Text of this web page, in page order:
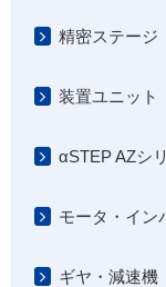
精密ステージ
装置ユニット
αSTEP AZシ
モータ・イン
ギヤ・減速機